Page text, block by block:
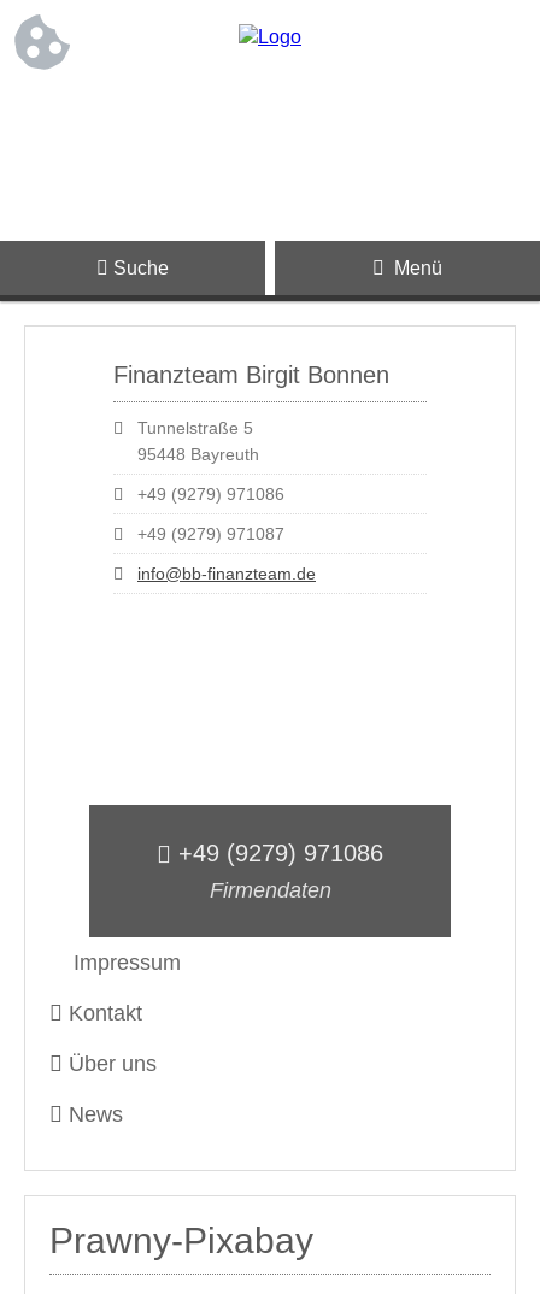
Suche Menü
Finanzteam Birgit Bonnen
Tunnelstraße 5
95448 Bayreuth
+49 (9279) 971086
+49 (9279) 971087
info@bb-finanzteam.de
+49 (9279) 971086
Firmendaten
Impressum
Kontakt
Über uns
News
Prawny-Pixabay